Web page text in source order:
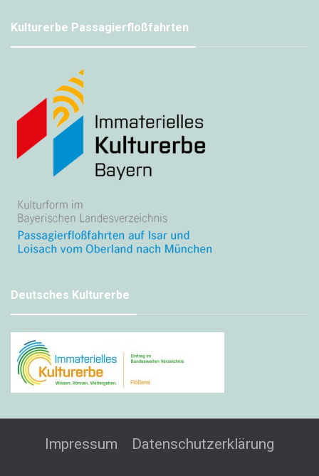
Kulturerbe Passagierfloßfahrten
Deutsches Kulturerbe
Impressum Datenschutzerklärung